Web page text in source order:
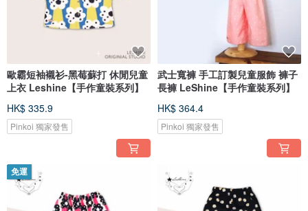
歐霸短袖襯衫-黑莓蘇打 休閒兒童
上衣 Leshine【手作童裝系列】
HK$ 335.9
Pinkoi 獨家發售
武士寬褲 手工訂製兒童服飾 褲子
長褲 LeShine【手作童裝系列】
HK$ 364.4
Pinkoi 獨家發售
免運